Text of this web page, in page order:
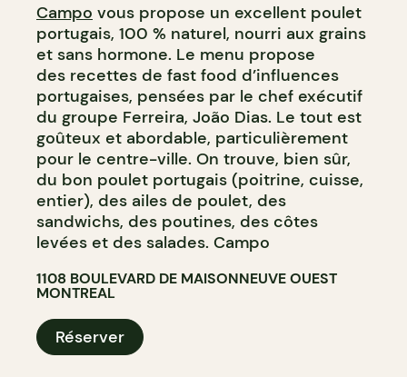
Campo vous propose un excellent poulet
portugais, 100 % naturel, nourri aux grains
et sans hormone. Le menu propose
des recettes de fast food d’influences
portugaises, pensées par le chef exécutif
du groupe Ferreira, João Dias. Le tout est
goûteux et abordable, particulièrement
pour le centre-ville. On trouve, bien sûr,
du bon poulet portugais (poitrine, cuisse,
entier), des ailes de poulet, des
sandwichs, des poutines, des côtes
levées et des salades. Campo
1108 BOULEVARD DE MAISONNEUVE OUEST
MONTREAL
Réserver